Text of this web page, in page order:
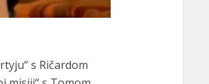
s Ričardom